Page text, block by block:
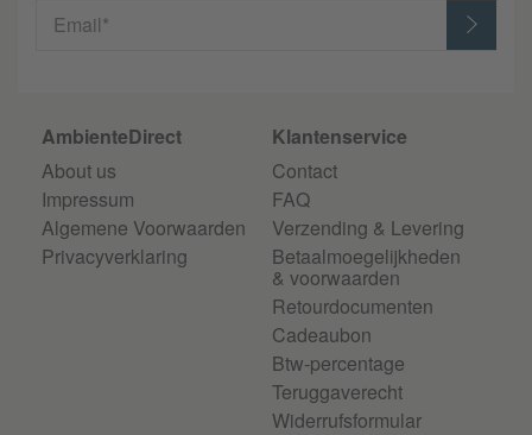
Email*
AmbienteDirect
About us
Impressum
Algemene Voorwaarden
Privacyverklaring
Klantenservice
Contact
FAQ
Verzending & Levering
Betaalmoegelijkheden
& voorwaarden
Retourdocumenten
Cadeaubon
Btw-percentage
Teruggaverecht
Widerrufsformular